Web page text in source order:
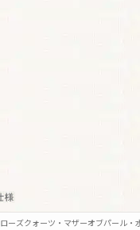
ローズクォーツ・マザーオブパール